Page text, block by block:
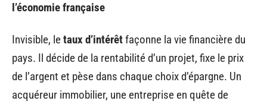
l’économie française
Invisible, letaux d’intérêtfaçonne la vie financière du
pays. Il décide de la rentabilité d’un projet, fixe le prix
de l’argent et pèse dans chaque choix d’épargne. Un
acquéreur immobilier, une entreprise en quête de